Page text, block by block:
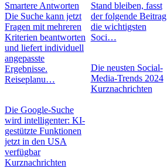
Smartere Antworten
Die Suche kann jetzt
Fragen mit mehreren
Kriterien beantworten
und liefert individuell
angepasste
Ergebnisse.
Reiseplanu…
Die Google-Suche
wird intelligenter: KI-
gestützte Funktionen
jetzt in den USA
verfügbar
Kurznachrichten
Stand bleiben, fasst
der folgende Beitrag
die wichtigsten
Soci…
Die neusten Social-
Media-Trends 2024
Kurznachrichten